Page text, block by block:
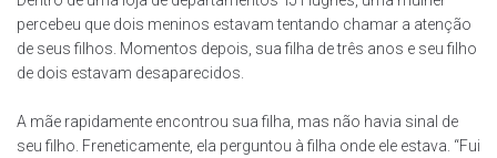
percebeu que dois meninos estavam tentando chamar a atenção
de seus filhos. Momentos depois, sua filha de três anos e seu filho
de dois estavam desaparecidos.
A mãe rapidamente encontrou sua filha, mas não havia sinal de
seu filho. Freneticamente, ela perguntou à filha onde ele estava. “Fui